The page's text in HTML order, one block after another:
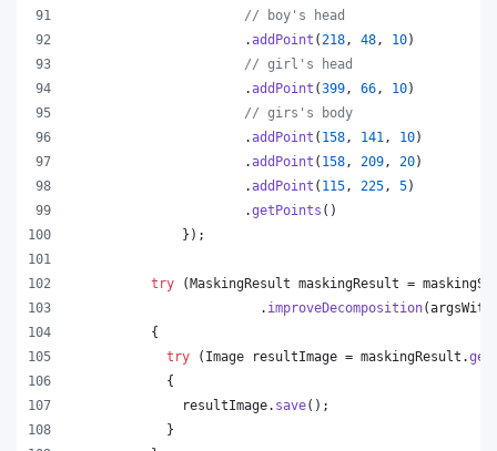
// boy's head
                      .
addPoint ( 218 , 48 , 10)
// girl's head
                      .
addPoint (399 , 66 , 10)
// girs's body
                      .
addPoint ( 158 , 141 , 10)
                      .
addPoint ( 158 , 209 , 20)
                      .
addPoint ( 115 , 225 , 5)
                      .
getPoints ()
              });
try (MaskingResult maskingResult =
                        .
improveDecomposition(
          {
try ( Image resultImage = maskingResult .
            {
resultImage. save();
            }